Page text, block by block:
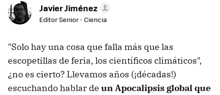
Javier Jiménez
Editor Senior - Ciencia
"Solo hay una cosa que falla más que las
escopetillas de feria, los científicos climáticos",
¿no es cierto? Llevamos años (¡décadas!)
escuchando hablar de un Apocalipsis global que